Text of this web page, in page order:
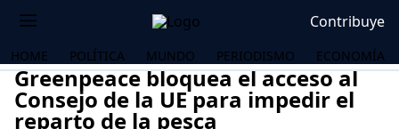
Contribuye
HOME POLÍTICA MUNDO PERIODISMO ECONOMÍA
Greenpeace bloquea el acceso al
Consejo de la UE para impedir el
reparto de la pesca